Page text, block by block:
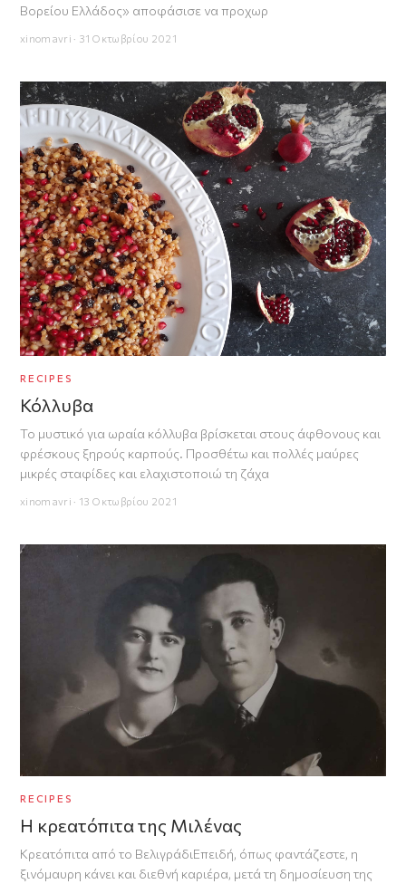
Βορείου Ελλάδος» αποφάσισε να προχωρ
xinomavri · 31 Οκτωβρίου 2021
RECIPES
Κόλλυβα
Το μυστικό για ωραία κόλλυβα βρίσκεται στους άφθονους και
φρέσκους ξηρούς καρπούς. Προσθέτω και πολλές μαύρες
μικρές σταφίδες και ελαχιστοποιώ τη ζάχα
xinomavri · 13 Οκτωβρίου 2021
RECIPES
Η κρεατόπιτα της Μιλένας
Κρεατόπιτα από το ΒελιγράδιΕπειδή, όπως φαντάζεστε, η
ξινόμαυρη κάνει και διεθνή καριέρα, μετά τη δημοσίευση της